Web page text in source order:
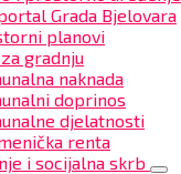
Grada Bjelovara
planovi
gradnju
naknada
doprinos
djelatnosti
renta
i socijalna skrb